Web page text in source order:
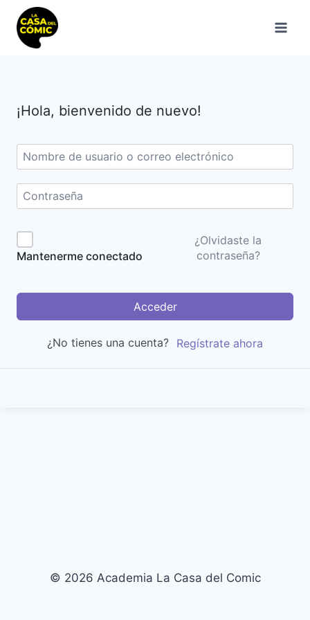
Saltar
contenido
¡Hola, bienvenido de nuevo!
Mantenerme conectado
¿Olvidaste la
contraseña?
Acceder
¿No tienes una cuenta? Regístrate ahora
© 2026 Academia La Casa del Comic